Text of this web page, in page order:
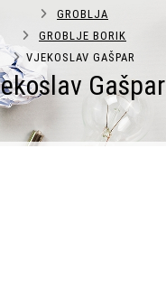
Gašpar
GROBLJA
GROBLJE BORIK
VJEKOSLAV GAŠPAR